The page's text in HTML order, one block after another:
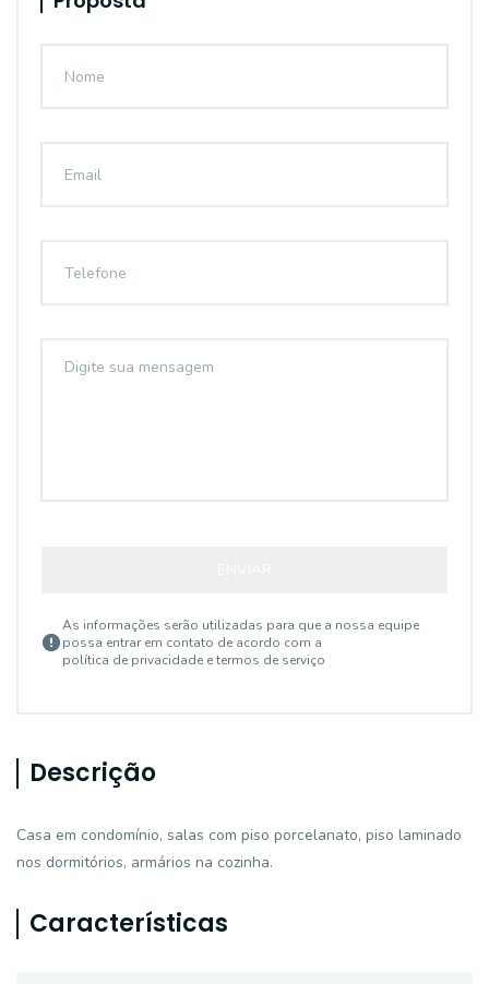
As informações serão utilizadas para que a nossa equipe
possa entrar em contato de acordo com a
política de privacidade e termos de serviço
Descrição
Casa em condomínio, salas com piso porcelanato, piso laminado
nos dormitórios, armários na cozinha.
Características